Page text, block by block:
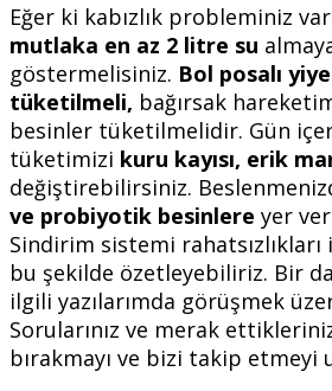
Eğer ki kabızlık probleminiz
mutlaka en az 2 litre su
göstermelisiniz. Bol posalı
tüketilmeli, bağırsak
besinler tüketilmelidir. Gün
tüketimizi kuru kayısı, erik
değiştirebilirsiniz.
ve probiyotik besinlere yer
Sindirim sistemi
bu şekilde özetleyebiliriz. Bir
ilgili yazılarımda görüşmek
Sorularınız ve merak
bırakmayı ve bizi takip etmeyi